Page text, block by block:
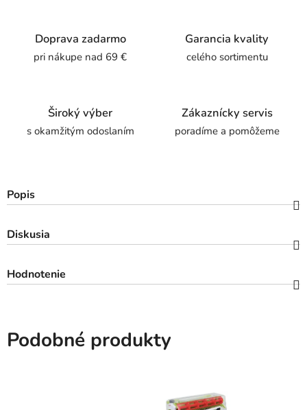
Doprava zadarmo
pri nákupe nad 69 €
Garancia kvality
celého sortimentu
Široký výber
s okamžitým odoslaním
Zákaznícky servis
poradíme a pomôžeme
Popis
Diskusia
Hodnotenie
Podobné produkty